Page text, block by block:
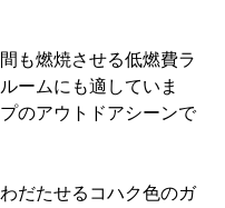
も燃焼させる低燃費ラ
ームにも適していま
のアウトドアシーンで
だたせるコハク色のガ